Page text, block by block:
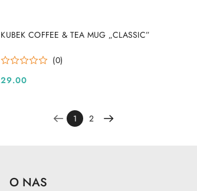
KUBEK COFFEE & TEA MUG „CLASSIC”
(0)
Cena:
29.00
DO KOSZYKA
1 2
O NAS